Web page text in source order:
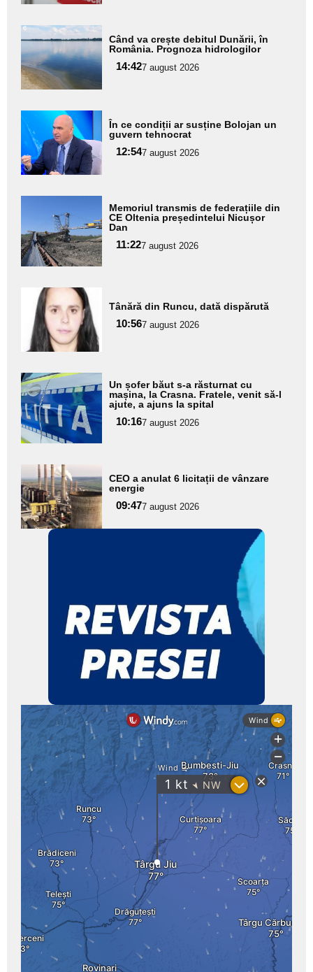
Adaugă
aici textul
pentru
subtitlu
Când va crește debitul Dunării, în
România. Prognoza hidrologilor
14:427 august 2026
Adaugă
aici textul
pentru
subtitlu
În ce condiții ar susține Bolojan un
guvern tehnocrat
12:547 august 2026
aici textul
pentru
subtitlu
Memoriul transmis de federațiile din
CE Oltenia președintelui Nicușor
Dan
11:227 august 2026
Adaugă
aici textul
pentru
subtitlu
Tânără din Runcu, dată dispărută
10:567 august 2026
Adaugă
aici textul
pentru
subtitlu
Un șofer băut s-a răsturnat cu
mașina, la Crasna. Fratele, venit să-l
ajute, a ajuns la spital
10:167 august 2026
Adaugă
aici textul
pentru
subtitlu
CEO a anulat 6 licitații de vânzare
energie
09:477 august 2026